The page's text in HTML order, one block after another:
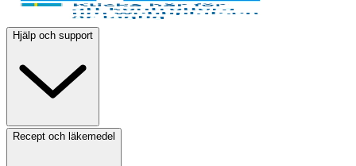
Hjälp och support
Recept och läkemedel